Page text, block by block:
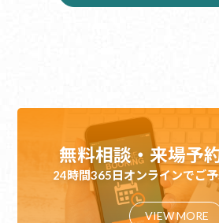
無料相談・来場予
24時間365日オンラインでご
VIEW MORE